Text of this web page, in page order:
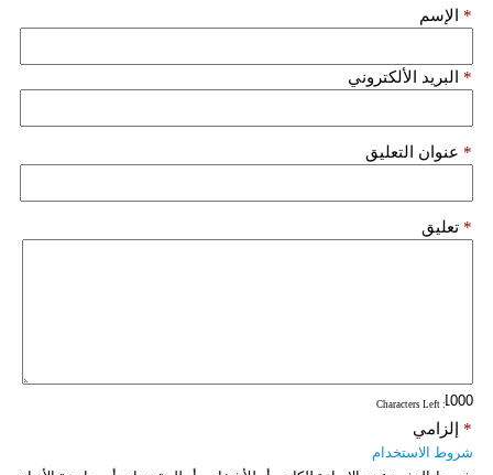
الإسم *
البريد الألكتروني *
عنوان التعليق *
تعليق *
: Characters Left
إلزامي *
شروط الاستخدام